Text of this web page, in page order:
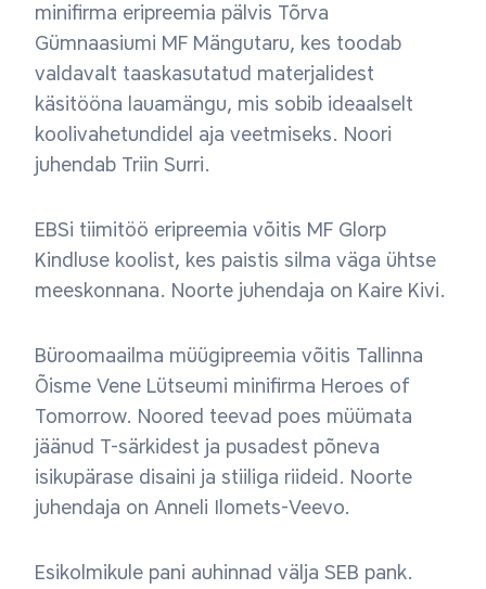
minifirma eripreemia pälvis Tõrva
Gümnaasiumi MF Mängutaru, kes toodab
valdavalt taaskasutatud materjalidest
käsitööna lauamängu, mis sobib ideaalselt
koolivahetundidel aja veetmiseks. Noori
juhendab Triin Surri.
EBSi tiimitöö eripreemia võitis MF Glorp
Kindluse koolist, kes paistis silma väga ühtse
meeskonnana. Noorte juhendaja on Kaire Kivi.
Büroomaailma müügipreemia võitis Tallinna
Õisme Vene Lütseumi minifirma Heroes of
Tomorrow. Noored teevad poes müümata
jäänud T-särkidest ja pusadest põneva
isikupärase disaini ja stiiliga riideid. Noorte
juhendaja on Anneli Ilomets-Veevo.
Esikolmikule pani auhinnad välja SEB pank.